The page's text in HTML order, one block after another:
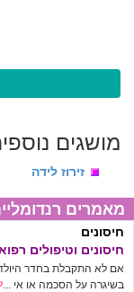
מושגים
זירוז לידה
מאמרים
חיסונים
חיסונים וטיפולים
אם לא התקבלת בחדר
בשיגרה על הסכמה או אי ...